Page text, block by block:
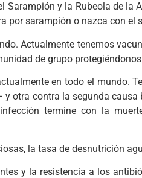
y la Rubeola de la
sarampión o nazca con el
Actualmente tenemos
de grupo
en todo el mundo.
otra contra la segunda causa
termine con la
la tasa de desnutrición
y la resistencia a los